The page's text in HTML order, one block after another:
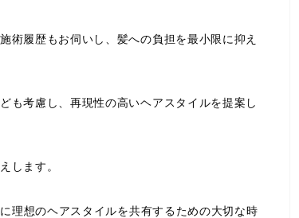
術履歴もお伺いし、髪への負担を最小限に抑え
も考慮し、再現性の高いヘアスタイルを提案し
します。
理想のヘアスタイルを共有するための大切な時